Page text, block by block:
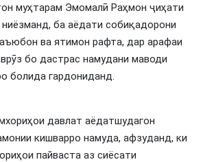
муҳтарам Эмомалӣ Раҳмон ҷиҳати
ба аёдати собиқадорони
ва ятимон рафта, дар арафаи
бо дастрас намудани маводи
болида гардониданд.
давлат аёдатшудагон
кишварро намуда, афзуданд, ки
пайваста аз сиёсати